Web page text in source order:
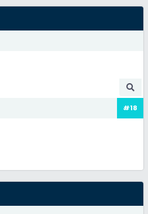
#18